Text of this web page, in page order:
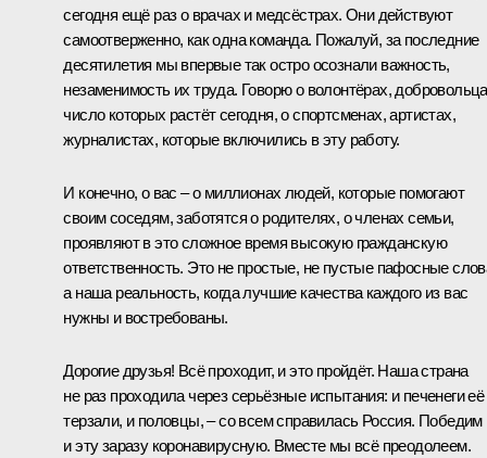
сегодня ещё раз о врачах и медсёстрах. Они действуют
самоотверженно, как одна команда. Пожалуй, за последние
десятилетия мы впервые так остро осознали важность,
незаменимость их труда. Говорю о волонтёрах,
число которых растёт сегодня, о спортсменах, артистах,
журналистах, которые включились в эту работу.
И конечно, о вас – о миллионах людей, которые помогают
своим соседям, заботятся о родителях, о членах семьи,
проявляют в это сложное время высокую гражданскую
ответственность. Это не простые, не пустые пафосные
а наша реальность, когда лучшие качества каждого из вас
нужны и востребованы.
Дорогие друзья! Всё проходит, и это пройдёт. Наша страна
не раз проходила через серьёзные испытания: и печенеги её
терзали, и половцы, – со всем справилась Россия. Победим
и эту заразу коронавирусную. Вместе мы всё преодолеем.